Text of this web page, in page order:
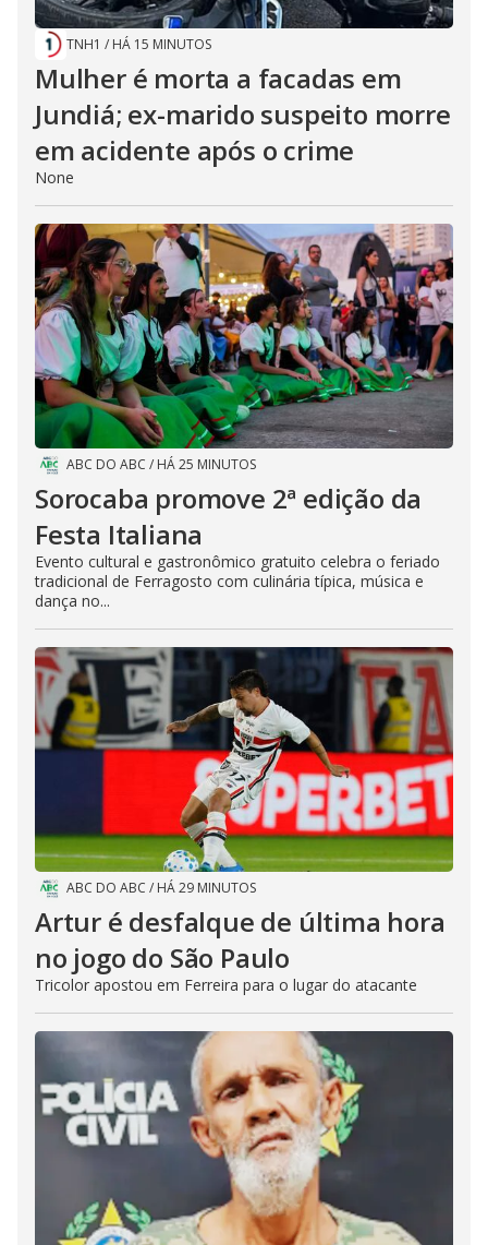
TNH1 / HÁ 15 MINUTOS
Mulher é morta a facadas em
Jundiá; ex-marido suspeito morre
em acidente após o crime
None
ABC DO ABC / HÁ 25 MINUTOS
Sorocaba promove 2ª edição da
Festa Italiana
Evento cultural e gastronômico gratuito celebra o feriado
tradicional de Ferragosto com culinária típica, música e
dança no...
ABC DO ABC / HÁ 29 MINUTOS
Artur é desfalque de última hora
no jogo do São Paulo
Tricolor apostou em Ferreira para o lugar do atacante